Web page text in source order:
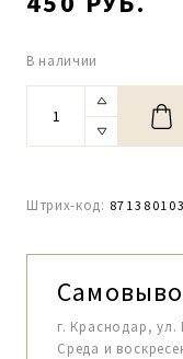
В наличии
Штрих-код:
г. Краснодар, ул.
Среда и